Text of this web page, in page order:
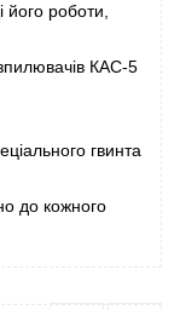
його роботи,
КАС-5
гвинта
до кожного